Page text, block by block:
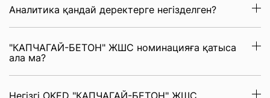
Аналитика қандай деректерге негізделген?
"КАПЧАГАЙ-БЕТОН" ЖШС номинацияға қатыса
ала ма?
Негізгі OKED "КАПЧАГАЙ-БЕТОН" ЖШС